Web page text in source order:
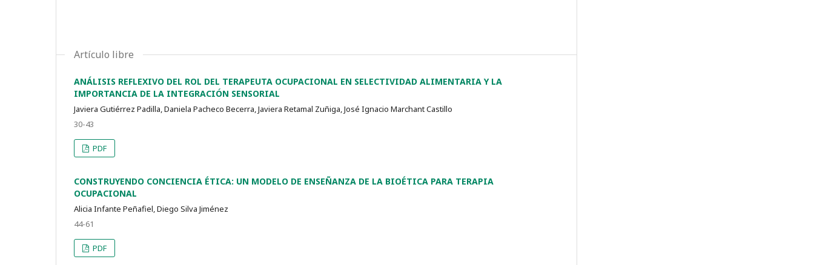
Artículo libre
ANÁLISIS REFLEXIVO DEL ROL DEL TERAPEUTA OCUPACIONAL EN SELECTIVIDAD ALIMENTARIA Y LA
IMPORTANCIA DE LA INTEGRACIÓN SENSORIAL
Javiera Gutiérrez Padilla, Daniela Pacheco Becerra, Javiera Retamal Zuñiga, José Ignacio Marchant Castillo
30-43
PDF
CONSTRUYENDO CONCIENCIA ÉTICA: UN MODELO DE ENSEÑANZA DE LA BIOÉTICA PARA TERAPIA
OCUPACIONAL
Alicia Infante Peñafiel, Diego Silva Jiménez
44-61
PDF